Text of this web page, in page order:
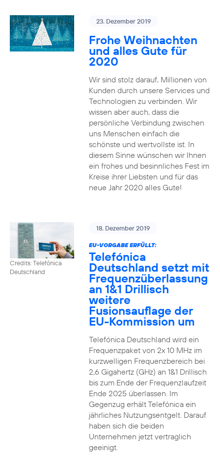
23. Dezember 2019
Frohe Weihnachten
und alles Gute für
2020
Wir sind stolz darauf, Millionen von
Kunden durch unsere Services und
Technologien zu verbinden. Wir
wissen aber auch, dass die
persönliche Verbindung zwischen
uns Menschen einfach die
schönste und wertvollste ist. In
diesem Sinne wünschen wir Ihnen
ein frohes und besinnliches Fest im
Kreise ihrer Liebsten und für das
neue Jahr 2020 alles Gute!
Credits: Telefónica
Deutschland
18. Dezember 2019
EU-VORGABE ERFÜLLT:
Telefónica
Deutschland setzt mit
Frequenzüberlassung
an 1&1 Drillisch
weitere
Fusionsauflage der
EU-Kommission um
Telefónica Deutschland wird ein
Frequenzpaket von 2x 10 MHz im
kurzwelligen Frequenzbereich bei
2,6 Gigahertz (GHz) an 1&1 Drillisch
bis zum Ende der Frequenzlaufzeit
Ende 2025 überlassen. Im
Gegenzug erhält Telefónica ein
jährliches Nutzungsentgelt. Darauf
haben sich die beiden
Unternehmen jetzt vertraglich
geeinigt.